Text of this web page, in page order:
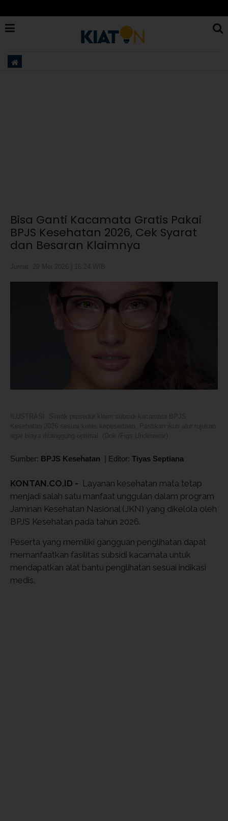
Bisa Ganti Kacamata Gratis Pakai
BPJS Kesehatan 2026, Cek Syarat
dan Besaran Klaimnya
Sumber: BPJS Kesehatan | Editor: Tiyas Septiana
KONTAN.CO.ID - Layanan kesehatan mata tetap
menjadi salah satu manfaat unggulan dalam program
Jaminan Kesehatan Nasional (JKN) yang dikelola oleh
BPJS Kesehatan pada tahun 2026.
Peserta yang memiliki gangguan penglihatan dapat
memanfaatkan fasilitas subsidi kacamata untuk
mendapatkan alat bantu penglihatan sesuai indikasi
medis.